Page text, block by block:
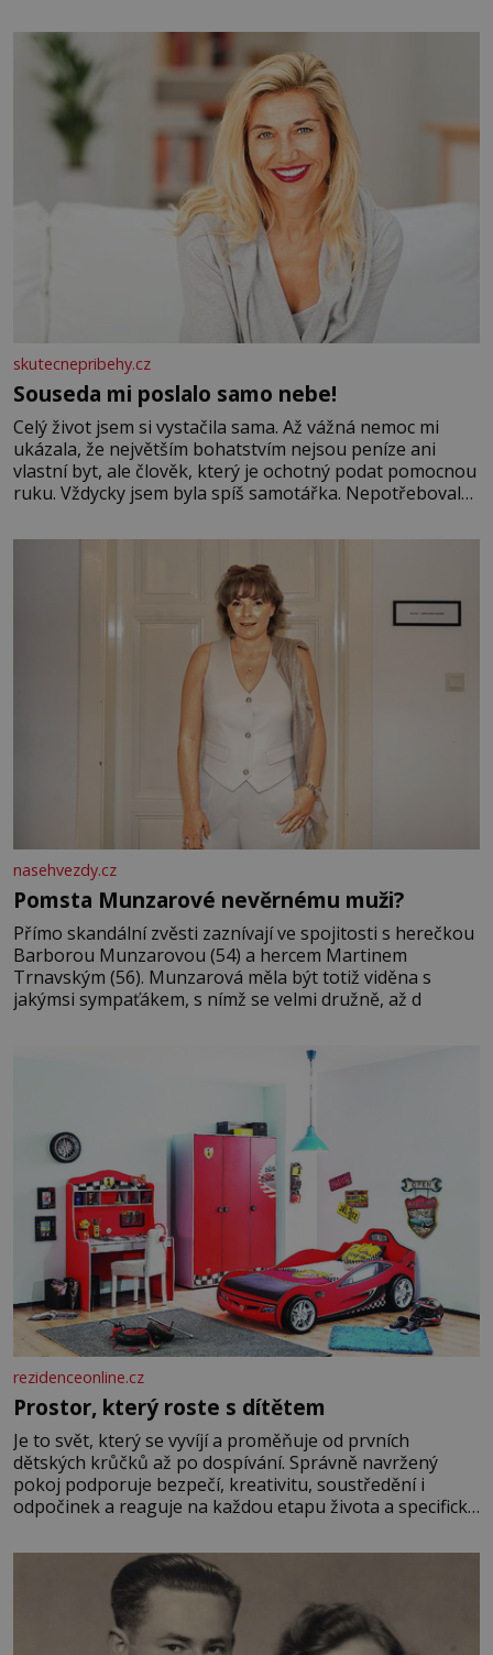
se na koloběžce a den zakončit poznáváním památek ve
Velkých Losinách nebo v termálním
skutecnepribehy.cz
Souseda mi poslalo samo nebe!
Celý život jsem si vystačila sama. Až vážná nemoc mi
ukázala, že největším bohatstvím nejsou peníze ani
vlastní byt, ale člověk, který je ochotný podat pomocnou
ruku. Vždycky jsem byla spíš samotářka. Nepotřebovala
mi knihy, práce a hlavně klid. Hned po studiích jsem
nasehvezdy.cz
Pomsta Munzarové nevěrnému muži?
Přímo skandální zvěsti zaznívají ve spojitosti s herečkou
Barborou Munzarovou (54) a hercem Martinem
Trnavským (56). Munzarová měla být totiž viděna s
jakýmsi sympaťákem, s nímž se velmi družně, až d
rezidenceonline.cz
Prostor, který roste s dítětem
Je to svět, který se vyvíjí a proměňuje od prvních
dětských krůčků až po dospívání. Správně navržený
pokoj podporuje bezpečí, kreativitu, soustředění i
odpočinek a reaguje na každou etapu života a specifické
měkkost a bezpečí, proto by pokoj miminka měl působit
především klidně a útulně. Předškolní věk je